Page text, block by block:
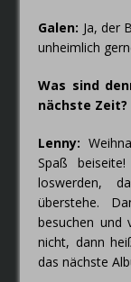
Galen: Ja, der
unheimlich
Was sind
nächste Zeit?
Lenny:
Spaß
loswerden,
überstehe.
besuchen und
nicht, dann
das nächste